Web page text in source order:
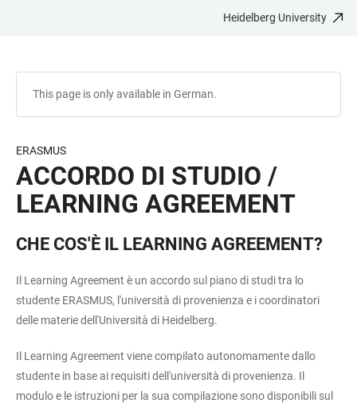
Heidelberg University
This page is only available in German.
ERASMUS
ACCORDO DI STUDIO /
LEARNING AGREEMENT
CHE COS'È IL LEARNING AGREEMENT?
Il Learning Agreement è un accordo sul piano di studi tra lo
studente ERASMUS, l'università di provenienza e i coordinatori
delle materie dell'Università di Heidelberg.
Il Learning Agreement viene compilato autonomamente dallo
studente in base ai requisiti dell'università di provenienza. Il
modulo e le istruzioni per la sua compilazione sono disponibili sul